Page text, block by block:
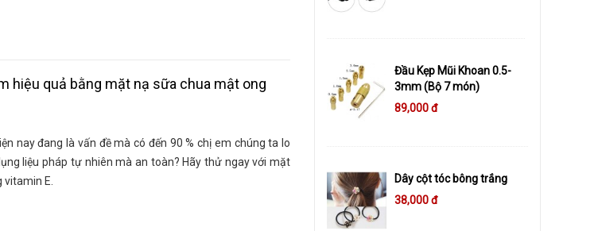
hiệu quả bằng mặt nạ sữa chua mật ong
nay đang là vấn đề mà có đến 90 % chị em chúng ta lo
liệu pháp tự nhiên mà an toàn? Hãy thử ngay với mặt
E.
Đầu Kẹp Mũi Khoan 0.5-
3mm (Bộ 7 món)
89,000 đ
Dây cột tóc bông trắng
38,000 đ